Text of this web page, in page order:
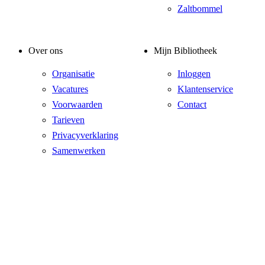
Zaltbommel
Over ons
Organisatie
Vacatures
Voorwaarden
Tarieven
Privacyverklaring
Samenwerken
Mijn Bibliotheek
Inloggen
Klantenservice
Contact